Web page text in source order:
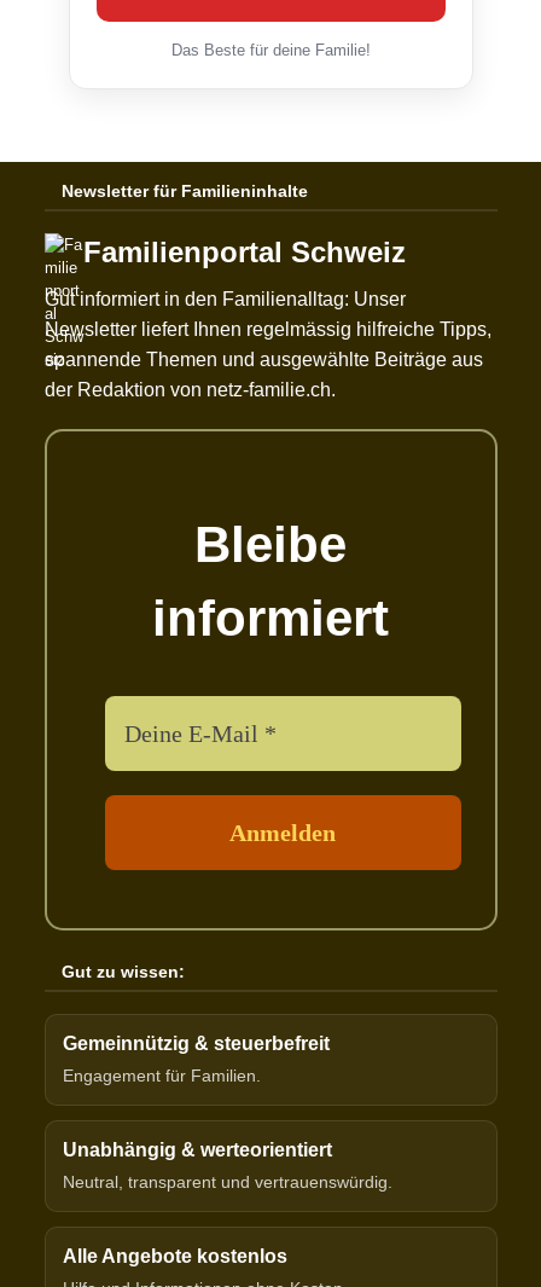
Das Beste für deine Familie!
Newsletter für Familieninhalte
Familienportal Schweiz
Gut informiert in den Familienalltag: Unser
Newsletter liefert Ihnen regelmässig hilfreiche Tipps,
spannende Themen und ausgewählte Beiträge aus
der Redaktion von netz-familie.ch.
Bleibe
informiert
Gut zu wissen:
Gemeinnützig & steuerbefreit
Engagement für Familien.
Unabhängig & werteorientiert
Neutral, transparent und vertrauenswürdig.
Alle Angebote kostenlos